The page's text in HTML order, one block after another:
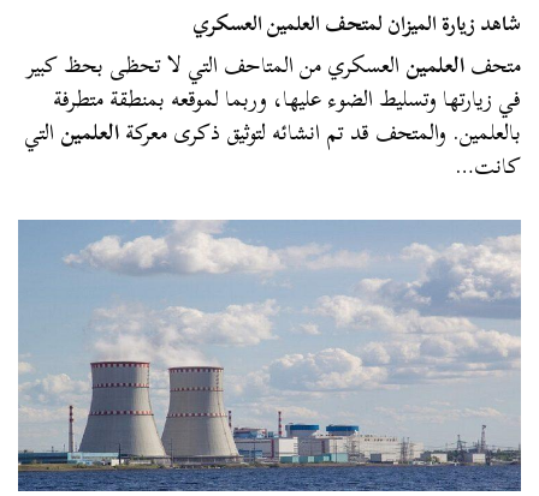
شاهد زيارة الميزان لمتحف العلمين العسكري
متحفالعلمينالعسكري من المتاحف التي لا تحظى بحظ كبير
في زيارتها وتسليط الضوء عليها، وربما لموقعه بمنطقة متطرفة
بالعلمين. والمتحف قد تم انشائه لتوثيق ذكرى معركةالعلمينالتي
كانت…